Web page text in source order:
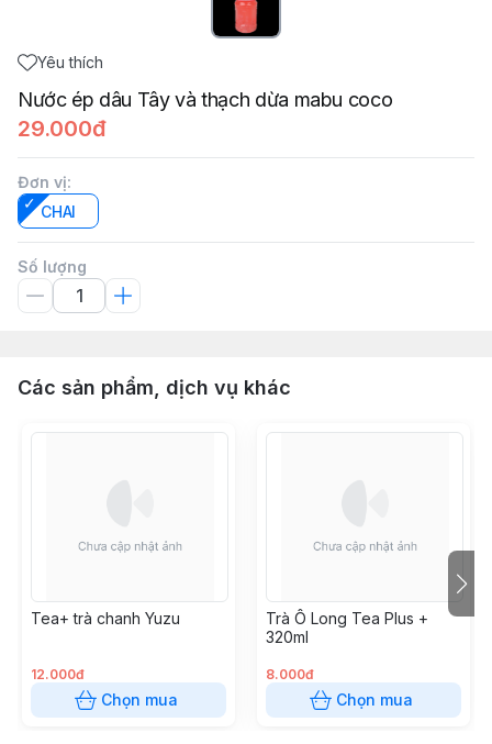
Yêu thích
Nước ép dâu Tây và thạch dừa mabu coco
29.000đ
Đơn vị:
CHAI
Số lượng
Các sản phẩm, dịch vụ khác
Tea+ trà chanh Yuzu
12.000đ
Chọn mua
Trà Ô Long Tea Plus +
320ml
8.000đ
Chọn mua